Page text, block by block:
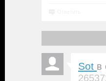
Sot в